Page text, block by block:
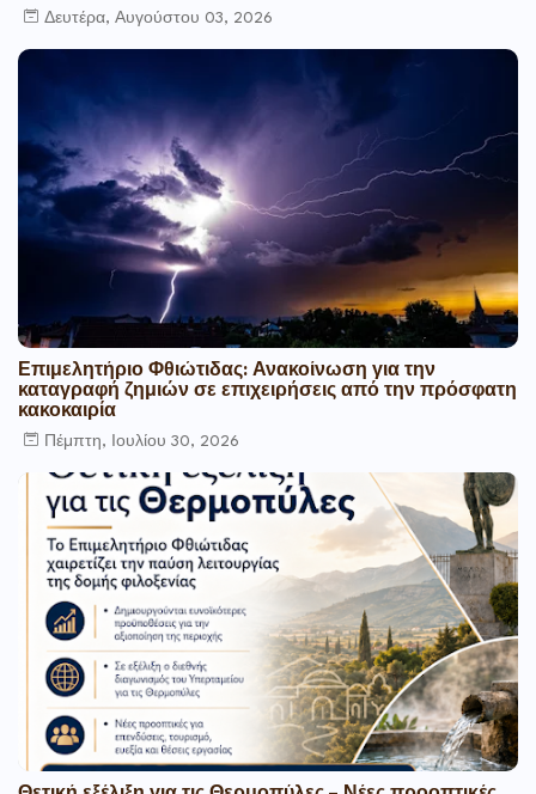
Δευτέρα, Αυγούστου 03, 2026
Επιμελητήριο Φθιώτιδας: Ανακοίνωση για την
καταγραφή ζημιών σε επιχειρήσεις από την πρόσφατη
κακοκαιρία
Πέμπτη, Ιουλίου 30, 2026